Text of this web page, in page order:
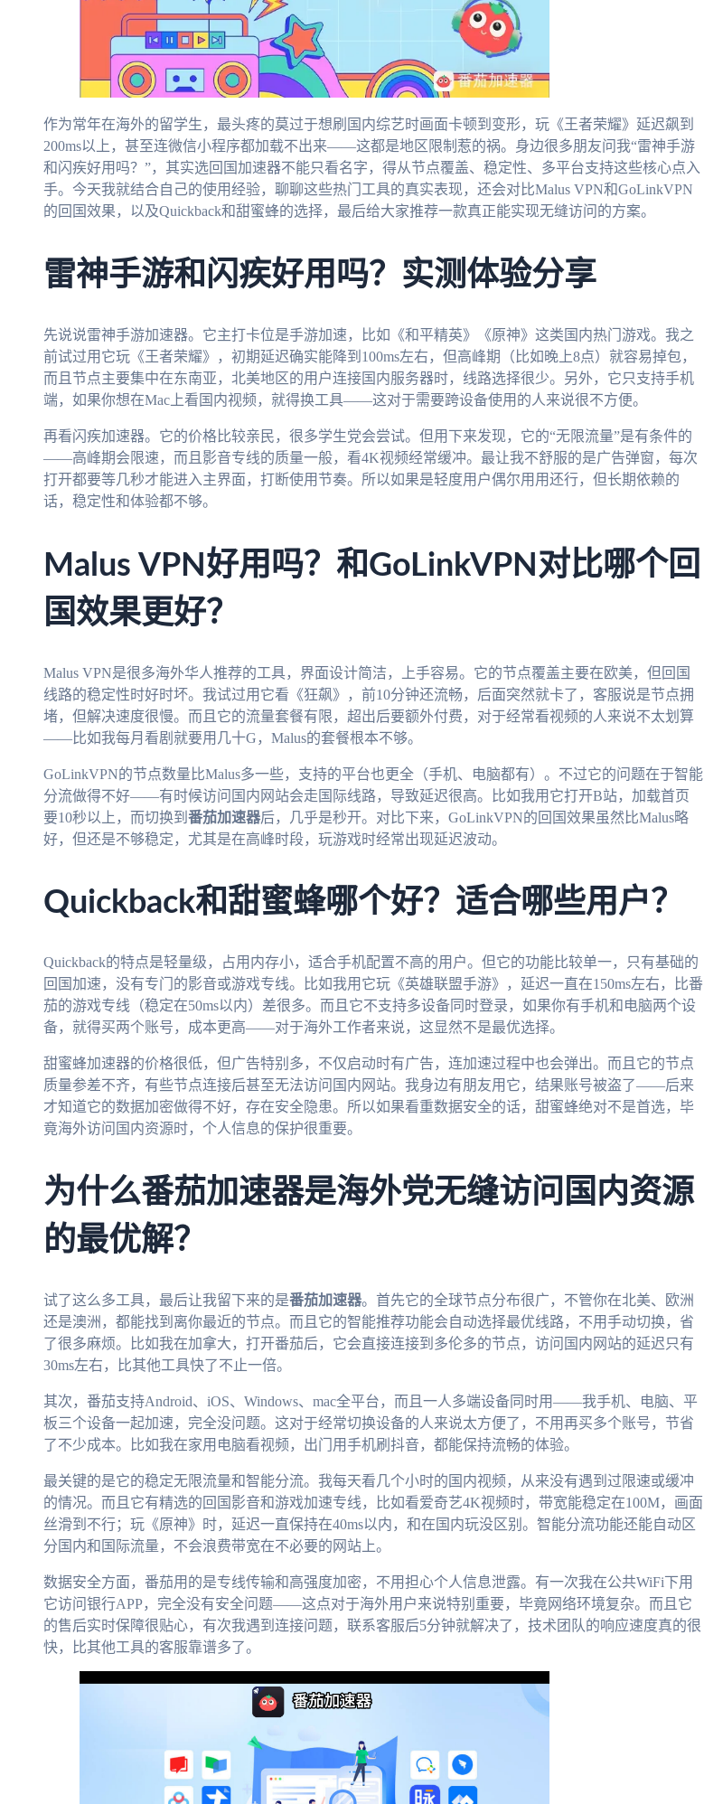
作为常年在海外的留学生，最头疼的莫过于想刷国内综艺时画面卡顿到变形，玩《王者荣耀》延迟飙到
200ms以上，甚至连微信小程序都加载不出来——这都是地区限制惹的祸。身边很多朋友问我“雷神手游
和闪疾好用吗？”，其实选回国加速器不能只看名字，得从节点覆盖、稳定性、多平台支持这些核心点入
手。今天我就结合自己的使用经验，聊聊这些热门工具的真实表现，还会对比Malus VPN和GoLinkVPN
的回国效果，以及Quickback和甜蜜蜂的选择，最后给大家推荐一款真正能实现无缝访问的方案。
雷神手游和闪疾好用吗？实测体验分享
先说说雷神手游加速器。它主打卡位是手游加速，比如《和平精英》《原神》这类国内热门游戏。我之
前试过用它玩《王者荣耀》，初期延迟确实能降到100ms左右，但高峰期（比如晚上8点）就容易掉包，
而且节点主要集中在东南亚，北美地区的用户连接国内服务器时，线路选择很少。另外，它只支持手机
端，如果你想在Mac上看国内视频，就得换工具——这对于需要跨设备使用的人来说很不方便。
再看闪疾加速器。它的价格比较亲民，很多学生党会尝试。但用下来发现，它的“无限流量”是有条件的
——高峰期会限速，而且影音专线的质量一般，看4K视频经常缓冲。最让我不舒服的是广告弹窗，每次
打开都要等几秒才能进入主界面，打断使用节奏。所以如果是轻度用户偶尔用用还行，但长期依赖的
话，稳定性和体验都不够。
Malus VPN好用吗？和GoLinkVPN对比哪个回
国效果更好？
Malus VPN是很多海外华人推荐的工具，界面设计简洁，上手容易。它的节点覆盖主要在欧美，但回国
线路的稳定性时好时坏。我试过用它看《狂飙》，前10分钟还流畅，后面突然就卡了，客服说是节点拥
堵，但解决速度很慢。而且它的流量套餐有限，超出后要额外付费，对于经常看视频的人来说不太划算
——比如我每月看剧就要用几十G，Malus的套餐根本不够。
GoLinkVPN的节点数量比Malus多一些，支持的平台也更全（手机、电脑都有）。不过它的问题在于智能
分流做得不好——有时候访问国内网站会走国际线路，导致延迟很高。比如我用它打开B站，加载首页
要10秒以上，而切换到 番茄加速器后，几乎是秒开。对比下来，GoLinkVPN的回国效果虽然比Malus略
好，但还是不够稳定，尤其是在高峰时段，玩游戏时经常出现延迟波动。
Quickback和甜蜜蜂哪个好？适合哪些用户？
Quickback的特点是轻量级，占用内存小，适合手机配置不高的用户。但它的功能比较单一，只有基础的
回国加速，没有专门的影音或游戏专线。比如我用它玩《英雄联盟手游》，延迟一直在150ms左右，比番
茄的游戏专线（稳定在50ms以内）差很多。而且它不支持多设备同时登录，如果你有手机和电脑两个设
备，就得买两个账号，成本更高——对于海外工作者来说，这显然不是最优选择。
甜蜜蜂加速器的价格很低，但广告特别多，不仅启动时有广告，连加速过程中也会弹出。而且它的节点
质量参差不齐，有些节点连接后甚至无法访问国内网站。我身边有朋友用它，结果账号被盗了——后来
才知道它的数据加密做得不好，存在安全隐患。所以如果看重数据安全的话，甜蜜蜂绝对不是首选，毕
竟海外访问国内资源时，个人信息的保护很重要。
为什么番茄加速器是海外党无缝访问国内资源
的最优解？
试了这么多工具，最后让我留下来的是番茄加速器。首先它的全球节点分布很广，不管你在北美、欧洲
还是澳洲，都能找到离你最近的节点。而且它的智能推荐功能会自动选择最优线路，不用手动切换，省
了很多麻烦。比如我在加拿大，打开番茄后，它会直接连接到多伦多的节点，访问国内网站的延迟只有
30ms左右，比其他工具快了不止一倍。
其次，番茄支持Android、iOS、Windows、mac全平台，而且一人多端设备同时用——我手机、电脑、平
板三个设备一起加速，完全没问题。这对于经常切换设备的人来说太方便了，不用再买多个账号，节省
了不少成本。比如我在家用电脑看视频，出门用手机刷抖音，都能保持流畅的体验。
最关键的是它的稳定无限流量和智能分流。我每天看几个小时的国内视频，从来没有遇到过限速或缓冲
的情况。而且它有精选的回国影音和游戏加速专线，比如看爱奇艺4K视频时，带宽能稳定在100M，画面
丝滑到不行；玩《原神》时，延迟一直保持在40ms以内，和在国内玩没区别。智能分流功能还能自动区
分国内和国际流量，不会浪费带宽在不必要的网站上。
数据安全方面，番茄用的是专线传输和高强度加密，不用担心个人信息泄露。有一次我在公共WiFi下用
它访问银行APP，完全没有安全问题——这点对于海外用户来说特别重要，毕竟网络环境复杂。而且它
的售后实时保障很贴心，有次我遇到连接问题，联系客服后5分钟就解决了，技术团队的响应速度真的很
快，比其他工具的客服靠谱多了。